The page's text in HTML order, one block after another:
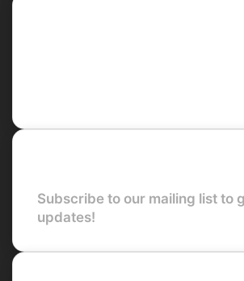
Subscribe to our mailing list to
updates!